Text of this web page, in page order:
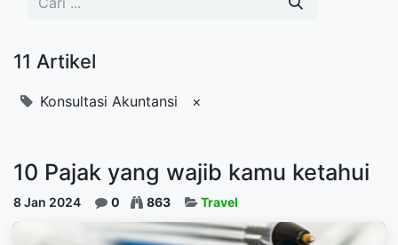
11 Artikel
Konsultasi Akuntansi ×
10 Pajak yang wajib kamu ketahui
8 Jan 2024 0 863 Travel